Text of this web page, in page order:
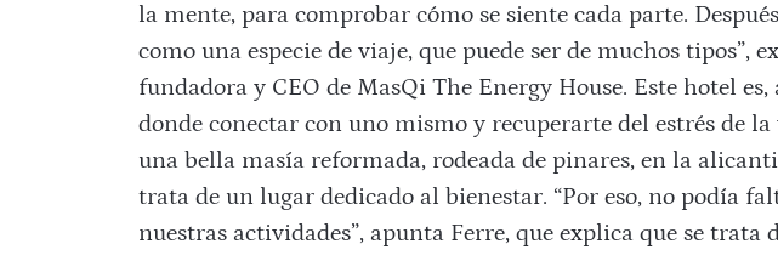
la mente, para comprobar cómo se siente cada parte. Después
como una especie de viaje, que puede ser de muchos tipos”,
fundadora y CEO de MasQi The Energy House. Este hotel
donde conectar con uno mismo y recuperarte del estrés de
una bella masía reformada, rodeada de pinares, en la
trata de un lugar dedicado al bienestar. “Por eso, no podía
nuestras actividades”, apunta Ferre, que explica que se